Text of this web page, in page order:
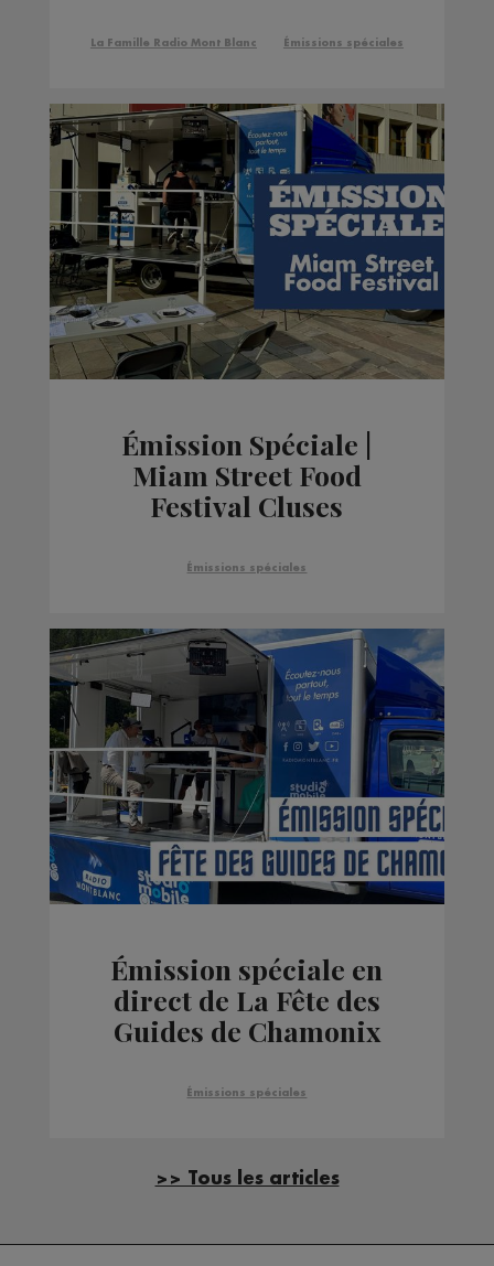
La Famille Radio Mont Blanc Émissions spéciales
Émission Spéciale |
Miam Street Food
Festival Cluses
Émissions spéciales
Émission spéciale en
direct de La Fête des
Guides de Chamonix
Émissions spéciales
>> Tous les articles